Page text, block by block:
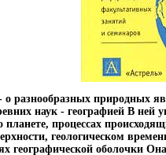
о разнообразных природных
наук - географией В ней
планете, процессах
геологическом
географической оболочки